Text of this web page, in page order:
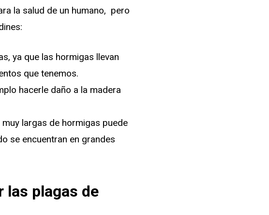
la salud de un humano, pero
ya que las hormigas llevan
que tenemos.
hacerle daño a la madera
largas de hormigas puede
se encuentran en grandes
las plagas de